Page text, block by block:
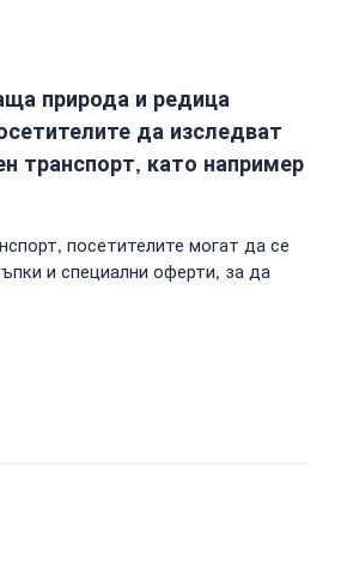
природа и редица
да изследват
транспорт, като например
посетителите могат да се
и специални оферти, за да